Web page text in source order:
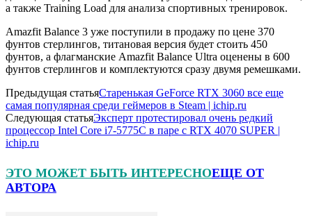
а также Training Load для анализа спортивных тренировок.
Amazfit Balance 3 уже поступили в продажу по цене 370
фунтов стерлингов, титановая версия будет стоить 450
фунтов, а флагманские Amazfit Balance Ultra оценены в 600
фунтов стерлингов и комплектуются сразу двумя ремешками.
Предыдущая статьяСтаренькая GeForce RTX 3060 все еще
самая популярная среди геймеров в Steam | ichip.ru
Следующая статьяЭксперт протестировал очень редкий
процессор Intel Core i7-5775C в паре с RTX 4070 SUPER |
ichip.ru
ЭТО МОЖЕТ БЫТЬ ИНТЕРЕСНОЕЩЕ ОТ
АВТОРА